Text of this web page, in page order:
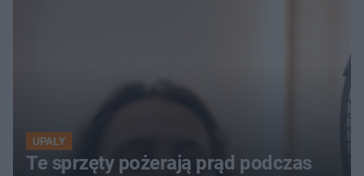
UPAŁY
Te sprzęty pożerają prąd podczas